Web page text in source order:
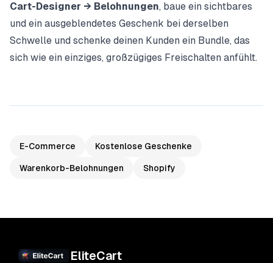
Cart-Designer → Belohnungen, baue ein sichtbares
und ein ausgeblendetes Geschenk bei derselben
Schwelle und schenke deinen Kunden ein Bundle, das
sich wie ein einziges, großzügiges Freischalten anfühlt.
E-Commerce Kostenlose Geschenke
Warenkorb-Belohnungen Shopify
EliteCart